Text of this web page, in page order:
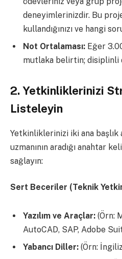
deneyimlerinizdir. Bu
kullandığınızı ve hangi
Not Ortalaması: Eğer
mutlaka belirtin; disiplinli
2. Yetkinliklerinizi
Listeleyin
Yetkinliklerinizi iki ana başlık
uzmanının aradığı anahtar
sağlayın:
Sert Beceriler (Teknik
Yazılım ve Araçlar: (Örn:
AutoCAD, SAP, Adobe
Yabancı Diller: (Örn: